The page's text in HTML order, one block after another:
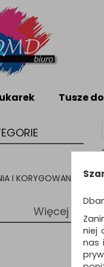
Tusze
I KORYGOWANIA
Więcej
niej
nas